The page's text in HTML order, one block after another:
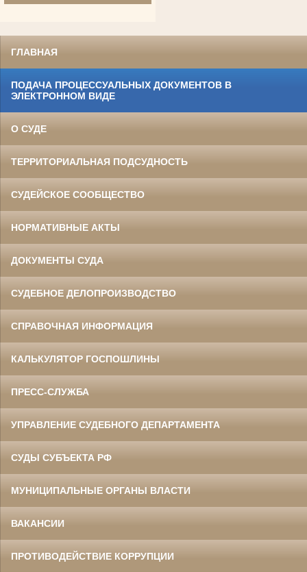
Участник Великой Отечественной войны
в период с 1969 по 1994 гг.
Данилов Василий Степанович
Участник Великой Отечественной войны
Председатель Белгородского
в период с 1960 по 1973 гг.
Ермоленко Фаина Семеновна
Великой Отечественной войны
областного суда
ГЛАВНАЯ
ПОДАЧА ПРОЦЕССУАЛЬНЫХ ДОКУМЕНТОВ В
ЭЛЕКТРОННОМ ВИДЕ
О СУДЕ
ТЕРРИТОРИАЛЬНАЯ ПОДСУДНОСТЬ
СУДЕЙСКОЕ СООБЩЕСТВО
НОРМАТИВНЫЕ АКТЫ
ДОКУМЕНТЫ СУДА
СУДЕБНОЕ ДЕЛОПРОИЗВОДСТВО
СПРАВОЧНАЯ ИНФОРМАЦИЯ
КАЛЬКУЛЯТОР ГОСПОШЛИНЫ
ПРЕСС-СЛУЖБА
УПРАВЛЕНИЕ СУДЕБНОГО ДЕПАРТАМЕНТА
СУДЫ СУБЪЕКТА РФ
МУНИЦИПАЛЬНЫЕ ОРГАНЫ ВЛАСТИ
ВАКАНСИИ
ПРОТИВОДЕЙСТВИЕ КОРРУПЦИИ